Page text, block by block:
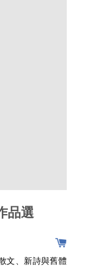
品選
文、新詩與舊體